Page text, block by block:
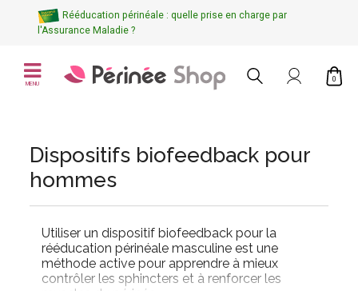
Rééducation périnéale : quelle prise en charge par
l'Assurance Maladie ?
MENU
0
Dispositifs biofeedback pour
hommes
Utiliser un dispositif biofeedback pour la
rééducation périnéale masculine est une
méthode active pour apprendre à mieux
contrôler les sphincters et à renforcer les